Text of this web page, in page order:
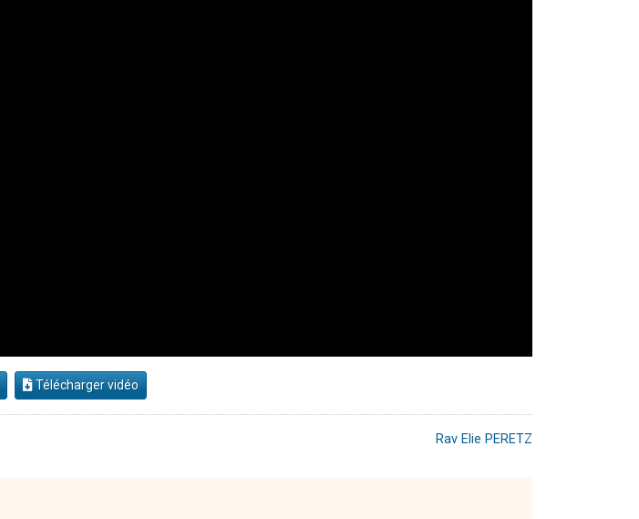
Télécharger vidéo
Rav Elie PERETZ